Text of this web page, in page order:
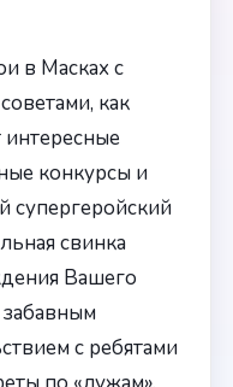
в Масках с
как
интересные
конкурсы и
супергеройский
свинка
Вашего
с ребятами